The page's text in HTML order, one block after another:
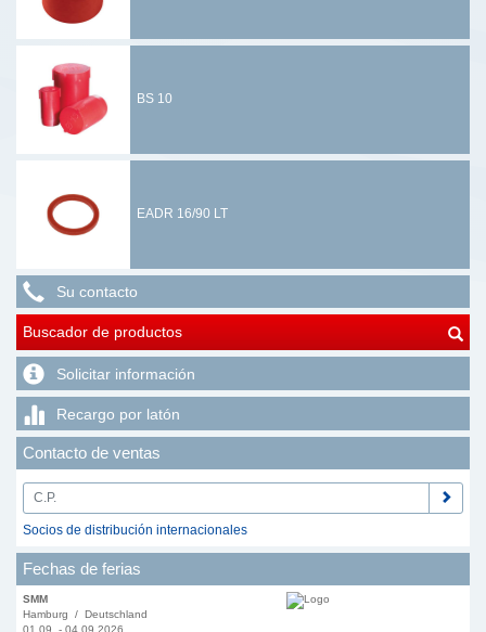
BS 10
EADR 16/90 LT
Su contacto
Buscador de productos
Solicitar información
Recargo por latón
Contacto de ventas
Socios de distribución internacionales
Fechas de ferias
SMM
Hamburg / Deutschland
01.09. - 04.09.2026